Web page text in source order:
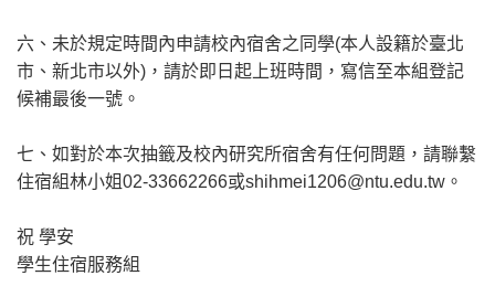
六、未於規定時間內申請校內宿舍之同學(本人設籍於臺北
市、新北市以外)，請於即日起上班時間，寫信至本組登記
候補最後一號。
七、如對於本次抽籤及校內研究所宿舍有任何問題，請聯繫
住宿組林小姐02-33662266或shihmei1206@ntu.edu.tw。
祝 學安
學生住宿服務組